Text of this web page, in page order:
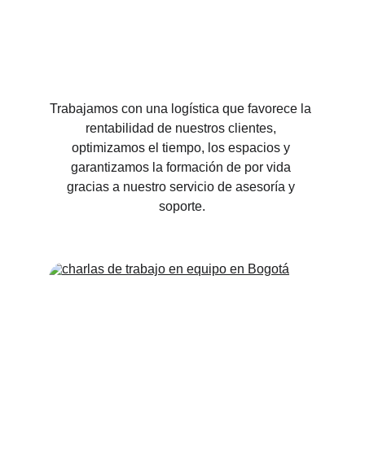
Trabajamos con una logística que favorece la
rentabilidad de nuestros clientes,
optimizamos el tiempo, los espacios y
garantizamos la formación de por vida
gracias a nuestro servicio de asesoría y
soporte.